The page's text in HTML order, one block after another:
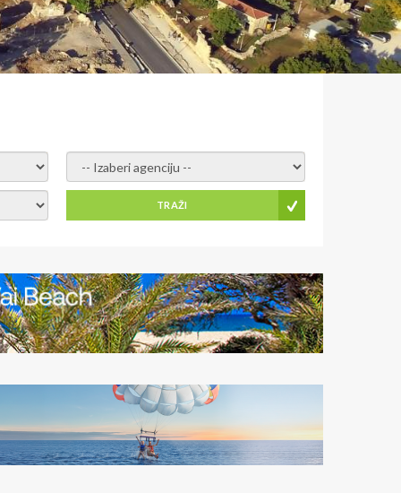
- izaberi agenciju -
TRAŽI